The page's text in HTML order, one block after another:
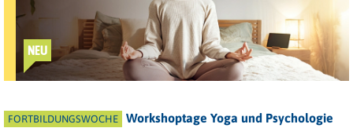
NEU
FORTBILDUNGSWOCHE
Workshoptage Yoga und Psychologie